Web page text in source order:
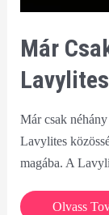
Már
Már csak
Lavylites
magába. A
Már
Olvass